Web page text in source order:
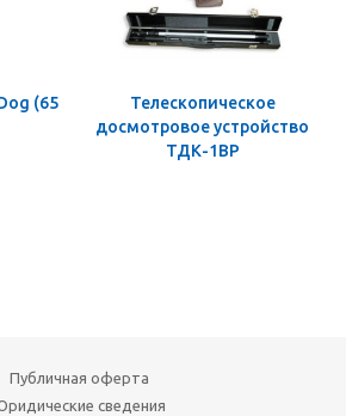
(65
Телескопическое
досмотровое устройство
ТДК-1ВР
Публичная оферта
сведения